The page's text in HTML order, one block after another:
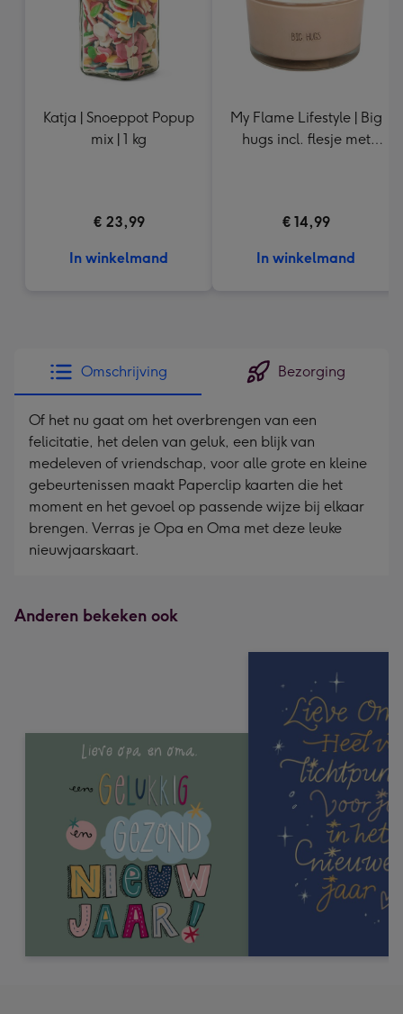
Katja | Snoeppot Popup
mix | 1 kg
€ 23,99
In winkelmand
My Flame Lifestyle | Big
hugs incl. flesje met
€ 14,99
In winkelmand
Omschrijving Bezorging
Of het nu gaat om het overbrengen van een
felicitatie, het delen van geluk, een blijk van
medeleven of vriendschap, voor alle grote en kleine
gebeurtenissen maakt Paperclip kaarten die het
moment en het gevoel op passende wijze bij elkaar
brengen. Verras je Opa en Oma met deze leuke
nieuwjaarskaart.
Anderen bekeken ook